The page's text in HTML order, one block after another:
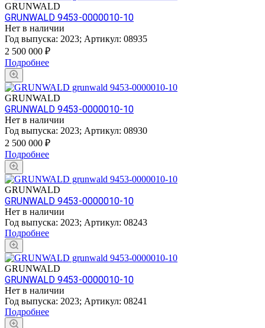
GRUNWALD
GRUNWALD 9453-0000010-10
Нет в наличии
Год выпуска: 2023; Артикул: 08935
2 500 000 ₽
Подробнее
GRUNWALD
GRUNWALD 9453-0000010-10
Нет в наличии
Год выпуска: 2023; Артикул: 08930
2 500 000 ₽
Подробнее
GRUNWALD
GRUNWALD 9453-0000010-10
Нет в наличии
Год выпуска: 2023; Артикул: 08243
Подробнее
GRUNWALD
GRUNWALD 9453-0000010-10
Нет в наличии
Год выпуска: 2023; Артикул: 08241
Подробнее